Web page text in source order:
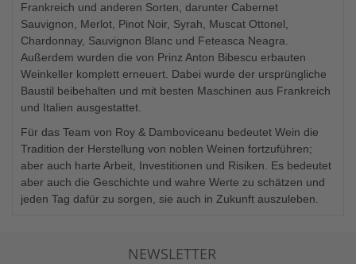
Frankreich und anderen Sorten, darunter Cabernet
Sauvignon, Merlot, Pinot Noir, Syrah, Muscat Ottonel,
Chardonnay, Sauvignon Blanc und Feteasca Neagra.
Außerdem wurden die von Prinz Anton Bibescu erbauten
Weinkeller komplett erneuert. Dabei wurde der ursprüngliche
Baustil beibehalten und mit besten Maschinen aus Frankreich
und Italien ausgestattet.
Für das Team von Roy & Damboviceanu bedeutet Wein die
Tradition der Herstellung von noblen Weinen fortzuführen;
aber auch harte Arbeit, Investitionen und Risiken. Es bedeutet
aber auch die Geschichte und wahre Werte zu schätzen und
jeden Tag dafür zu sorgen, sie auch in Zukunft auszuleben.
NEWSLETTER